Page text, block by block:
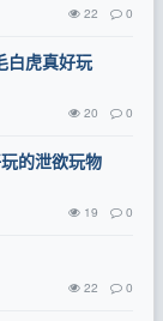
22 0
白虎真好玩
20 0
的泄欲玩物
19 0
22 0